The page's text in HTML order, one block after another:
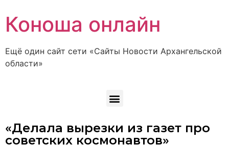
Коноша онлайн
Ещё один сайт сети «Сайты Новости Архангельской
области»
«Делала вырезки из газет про
советских космонавтов»